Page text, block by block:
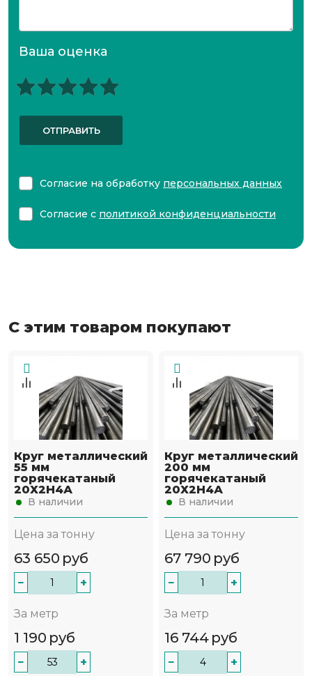
Ваша оценка
ОТПРАВИТЬ
Согласие на обработку персональных данных
Согласие с политикой конфиденциальности
С этим товаром покупают
Круг металлический
55 мм
горячекатаный
20Х2Н4А
В наличии
Цена за тонну
63 650 руб
− +
За метр
1 190 руб
− +
Круг металлический
200 мм
горячекатаный
20Х2Н4А
В наличии
Цена за тонну
67 790 руб
− +
За метр
16 744 руб
− +